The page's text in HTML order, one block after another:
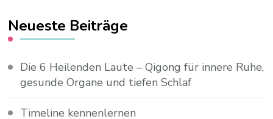
Neueste Beiträge
Die 6 Heilenden Laute – Qigong für innere Ruhe,
gesunde Organe und tiefen Schlaf
Timeline kennenlernen